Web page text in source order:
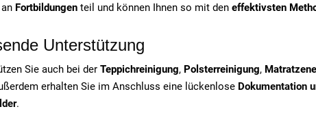
Fortbildungen teil und können Ihnen so mit den effektivsten
Unterstützung
Sie auch bei der Teppichreinigung, Polsterreinigung,
erhalten Sie im Anschluss eine lückenlose Dokumentation
.